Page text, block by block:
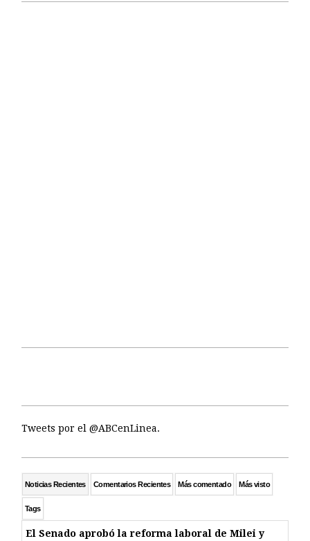
Tweets por el @ABCenLinea.
Noticias Recientes Comentarios Recientes Más comentado Más visto
Tags
El Senado aprobó la reforma laboral de Milei y